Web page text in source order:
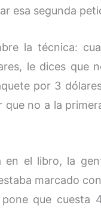
esa segunda
la técnica:
le dices que
por 3
no a la
en el libro, la
marcado
que cuesta